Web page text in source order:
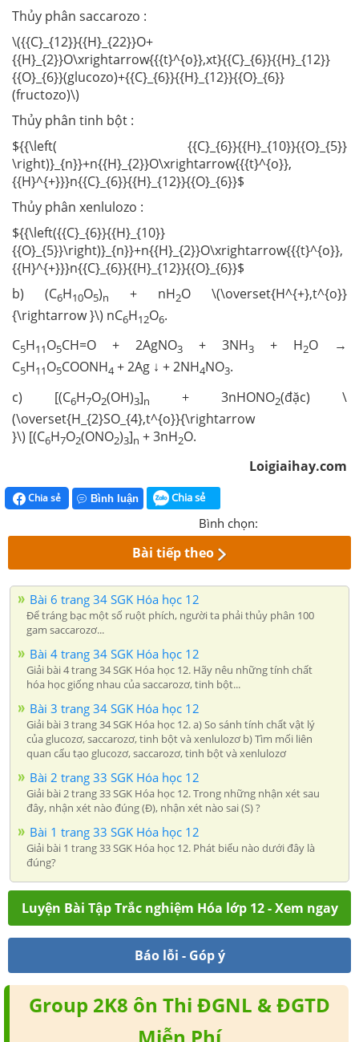
Thủy phân saccarozo :
\({{C}_{12}}{{H}_{22}}O+
{{H}_{2}}O\xrightarrow{{{t}^{o}},xt}{{C}_{6}}{{H}_{12}}
{{O}_{6}}(glucozo)+{{C}_{6}}{{H}_{12}}{{O}_{6}}
(fructozo)\)
Thủy phân tinh bột :
${{\left( {{C}_{6}}{{H}_{10}}{{O}_{5}}
\right)}_{n}}+n{{H}_{2}}O\xrightarrow{{{t}^{o}},
{{H}^{+}}}n{{C}_{6}}{{H}_{12}}{{O}_{6}}$
Thủy phân xenlulozo :
${{\left({{C}_{6}}{{H}_{10}}
{{O}_{5}}\right)}_{n}}+n{{H}_{2}}O\xrightarrow{{{t}^{o}},
{{H}^{+}}}n{{C}_{6}}{{H}_{12}}{{O}_{6}}$
b) (C6H10O5)n + nH2O \(\overset{H^{+},t^{o}}
{\rightarrow }\) nC6H12O6.
C5H11O5CH=O + 2AgNO3 + 3NH3 + H2O →
C5H11O5COONH4 + 2Ag ↓ + 2NH4NO3.
c) [(C6H7O2(OH)3]n + 3nHONO2(đặc) \
(\overset{H_{2}SO_{4},t^{o}}{\rightarrow
}\) [(C6H7O2(ONO2)3]n + 3nH2O.
Loigiaihay.com
Chia sẻ Bình luận Chia sẻ
Bình chọn:
Bài tiếp theo
Bài 6 trang 34 SGK Hóa học 12
Để tráng bạc một số ruột phích, người ta phải thủy phân 100
gam saccarozơ...
Bài 4 trang 34 SGK Hóa học 12
Giải bài 4 trang 34 SGK Hóa học 12. Hãy nêu những tính chất
hóa học giống nhau của saccarozơ, tinh bột...
Bài 3 trang 34 SGK Hóa học 12
Giải bài 3 trang 34 SGK Hóa học 12. a) So sánh tính chất vật lý
của glucozơ, saccarozơ, tinh bột và xenlulozơ b) Tìm mối liên
quan cấu tạo glucozơ, saccarozơ, tinh bột và xenlulozơ
Bài 2 trang 33 SGK Hóa học 12
Giải bài 2 trang 33 SGK Hóa học 12. Trong những nhận xét sau
đây, nhận xét nào đúng (Đ), nhận xét nào sai (S) ?
Bài 1 trang 33 SGK Hóa học 12
Giải bài 1 trang 33 SGK Hóa học 12. Phát biểu nào dưới đây là
đúng?
Luyện Bài Tập Trắc nghiệm Hóa lớp 12 - Xem ngay
Báo lỗi - Góp ý
Group 2K8 ôn Thi ĐGNL & ĐGTD